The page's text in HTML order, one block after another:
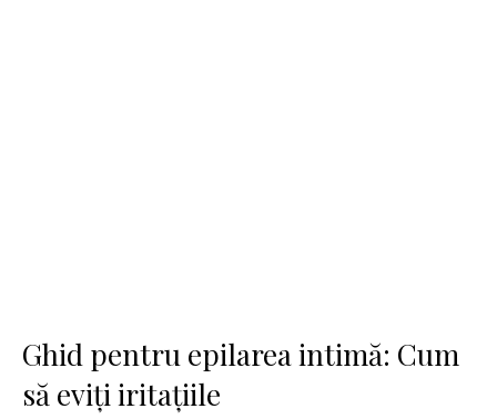
Ghid pentru epilarea intimă: Cum
să eviți iritațiile